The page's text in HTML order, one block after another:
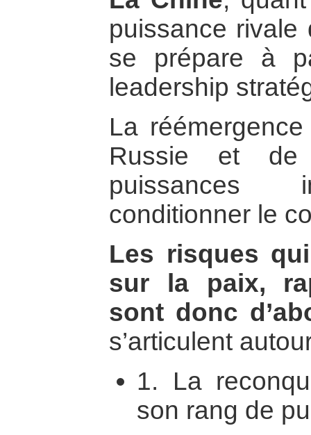
puissance rivale
se prépare à
leadership
La
Russie et
puissances
conditionner le
Les risques
sur la paix,
sont donc
s’articulent
1. La
son rang de